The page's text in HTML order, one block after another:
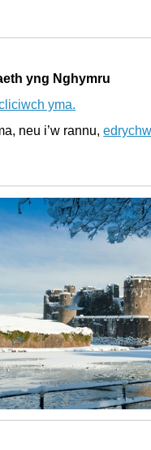
yng Nghymru
yma.
neu i’w rannu,